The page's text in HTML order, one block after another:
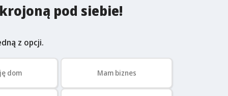
pod siebie!
z opcji.
dom Mam biznes